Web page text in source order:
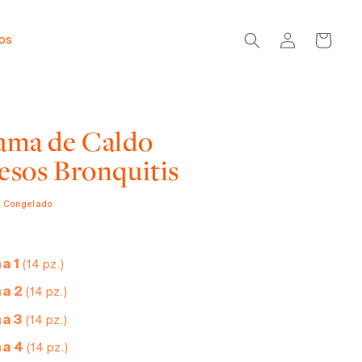
sesión
Carrito
de Caldo
Bronquitis
Congelado
1(14 pz.)
2(14 pz.)
3(14 pz.)
4(14 pz.)